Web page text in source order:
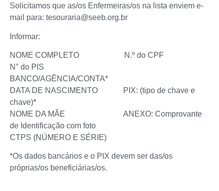
Solicitamos que as/os Enfermeiras/os na lista enviem e-
mail para: tesouraria@seeb.org.br
Informar:
NOME COMPLETO N.º do CPF
N° do PIS
BANCO/AGÊNCIA/CONTA*
DATA DE NASCIMENTO PIX: (tipo de chave e
chave)*
NOME DA MÃE ANEXO: Comprovante
de Identificação com foto
CTPS (NÚMERO E SÉRIE)
*Os dados bancários e o PIX devem ser das/os
próprias/os beneficiárias/os.